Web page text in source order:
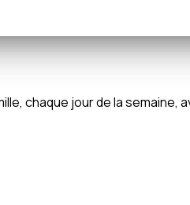
chaque jour de la semaine,